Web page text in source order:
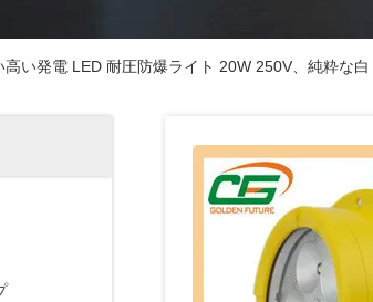
高い発電 LED 耐圧防爆ライト 20W 250V、純粋な白